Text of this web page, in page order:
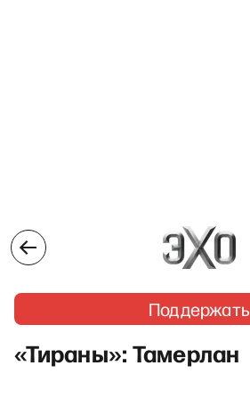
Поддержать
«Тираны»: Тамерлан